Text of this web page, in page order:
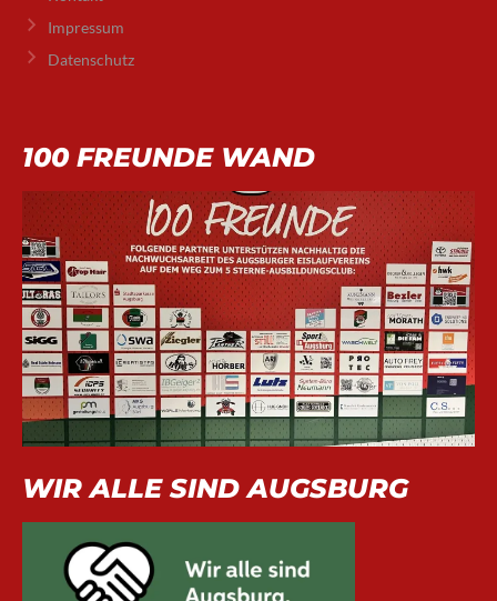
Impressum
Datenschutz
100 FREUNDE WAND
WIR ALLE SIND AUGSBURG